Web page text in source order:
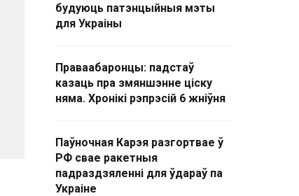
будуюць патэнцыйныя мэты
для Украіны
Праваабаронцы: падстаў
казаць пра змяншэнне ціску
няма. Хронікі рэпрэсій 6 жніўня
Паўночная Карэя разгортвае ў
РФ свае ракетныя
падраздзяленні для ўдараў па
Украіне